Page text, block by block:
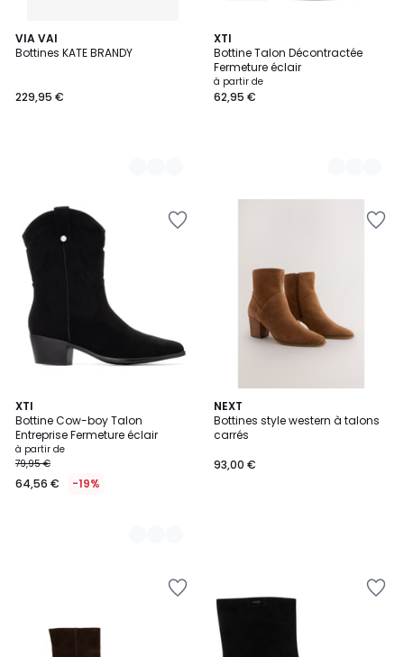
VIA VAI
Bottines KATE BRANDY
229,95 €
2
Couleurs
XTI
Bottine Talon Décontractée
Fermeture éclair
à partir de
62,95 €
2
Couleurs
XTI
Bottine Cow-boy Talon
Entreprise Fermeture éclair
à partir de
79,95 €
64,56 € -19%
2
Couleurs
NEXT
Bottines style western à talons
carrés
93,00 €